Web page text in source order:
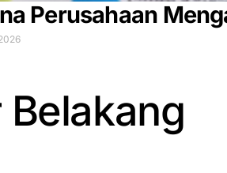
Perusahaan
Belakang